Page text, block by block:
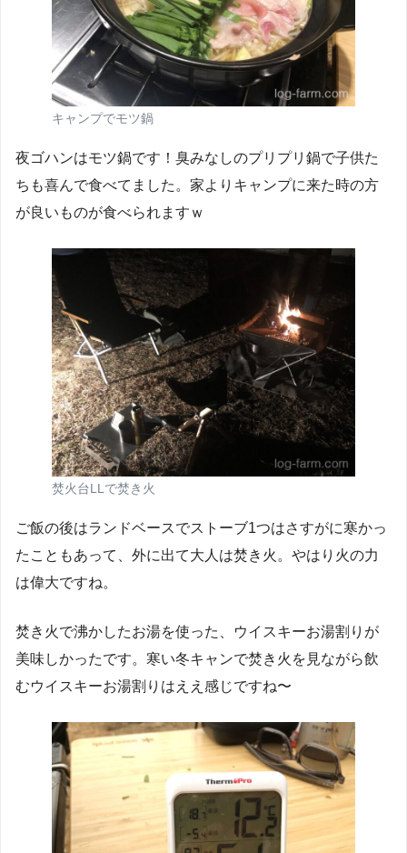
キャンプでモツ鍋
夜ゴハンはモツ鍋です！臭みなしのプリプリ鍋で子供た
ちも喜んで食べてました。家よりキャンプに来た時の方
が良いものが食べられますｗ
焚火台LLで焚き火
ご飯の後はランドベースでストーブ1つはさすがに寒かっ
たこともあって、外に出て大人は焚き火。やはり火の力
は偉大ですね。
焚き火で沸かしたお湯を使った、ウイスキーお湯割りが
美味しかったです。寒い冬キャンで焚き火を見ながら飲
むウイスキーお湯割りはええ感じですね〜